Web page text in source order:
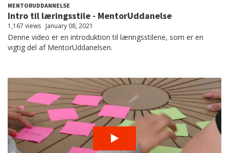
MENTORUDDANNELSE
Intro til læringsstile - MentorUddanelse
1,167 views January 08, 2021
Denne video er en introduktion til læringsstilene, som er en
vigtig del af MentorUddanelsen.